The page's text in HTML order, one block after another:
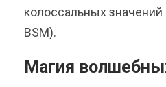
колоссальных
BSM).
Магия